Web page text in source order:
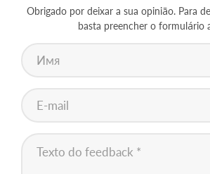
Obrigado por deixar a sua opinião. Para
basta preencher o formulário